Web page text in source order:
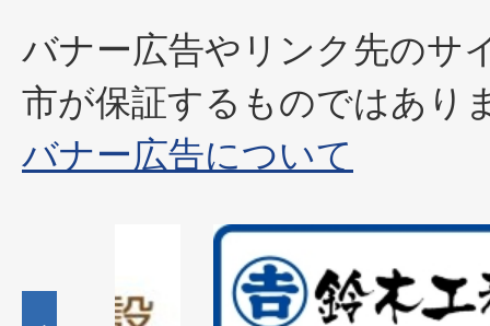
バナー広告やリンク先のサ
市が保証するものではあり
バナー広告について
2
枚